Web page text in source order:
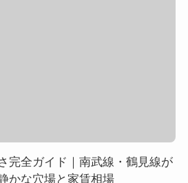
完全ガイド｜南武線・鶴見線が
かな穴場と家賃相場